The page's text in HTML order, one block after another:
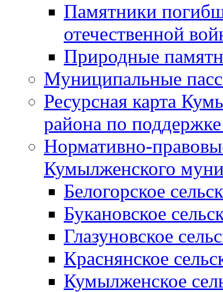
Памятники
отечественной
Природные
Муниципальные
Ресурсная карта
района по
Нормативно-
Кумылженского
Белогорское
Букановское
Глазуновское
Краснянское
Кумылженское